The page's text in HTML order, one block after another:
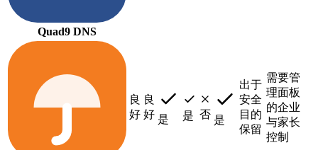
Quad9 DNS
良
好
良
好 是 是 否 是
出于
安全
目的
保留
需要管
理面板
的企业
与家长
控制